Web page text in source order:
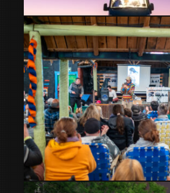
Vuelta al mundo en furgoneta camper: 4
104.911 km
Juntada familia Zapp en Los Cardales